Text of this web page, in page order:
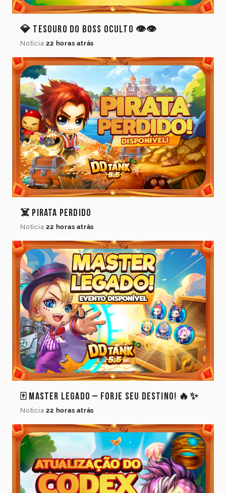
Idioma
do jogo
Idioma
Cancelar Atualizar
💎 Tesouro do Boss Oculto 👁️👁️
Notícia 22 horas atrás
☠️ Pirata Perdido
Notícia 22 horas atrás
🀄 Master Legado – Forje Seu Destino! 🔥✨
Notícia 22 horas atrás